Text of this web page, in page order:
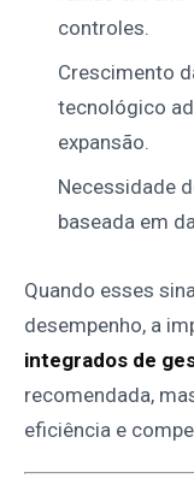
controles.
Crescimento
tecnológico
expansão.
Necessidade
baseada em
Quando esses
desempenho, a
integrados de
recomendada,
eficiência e